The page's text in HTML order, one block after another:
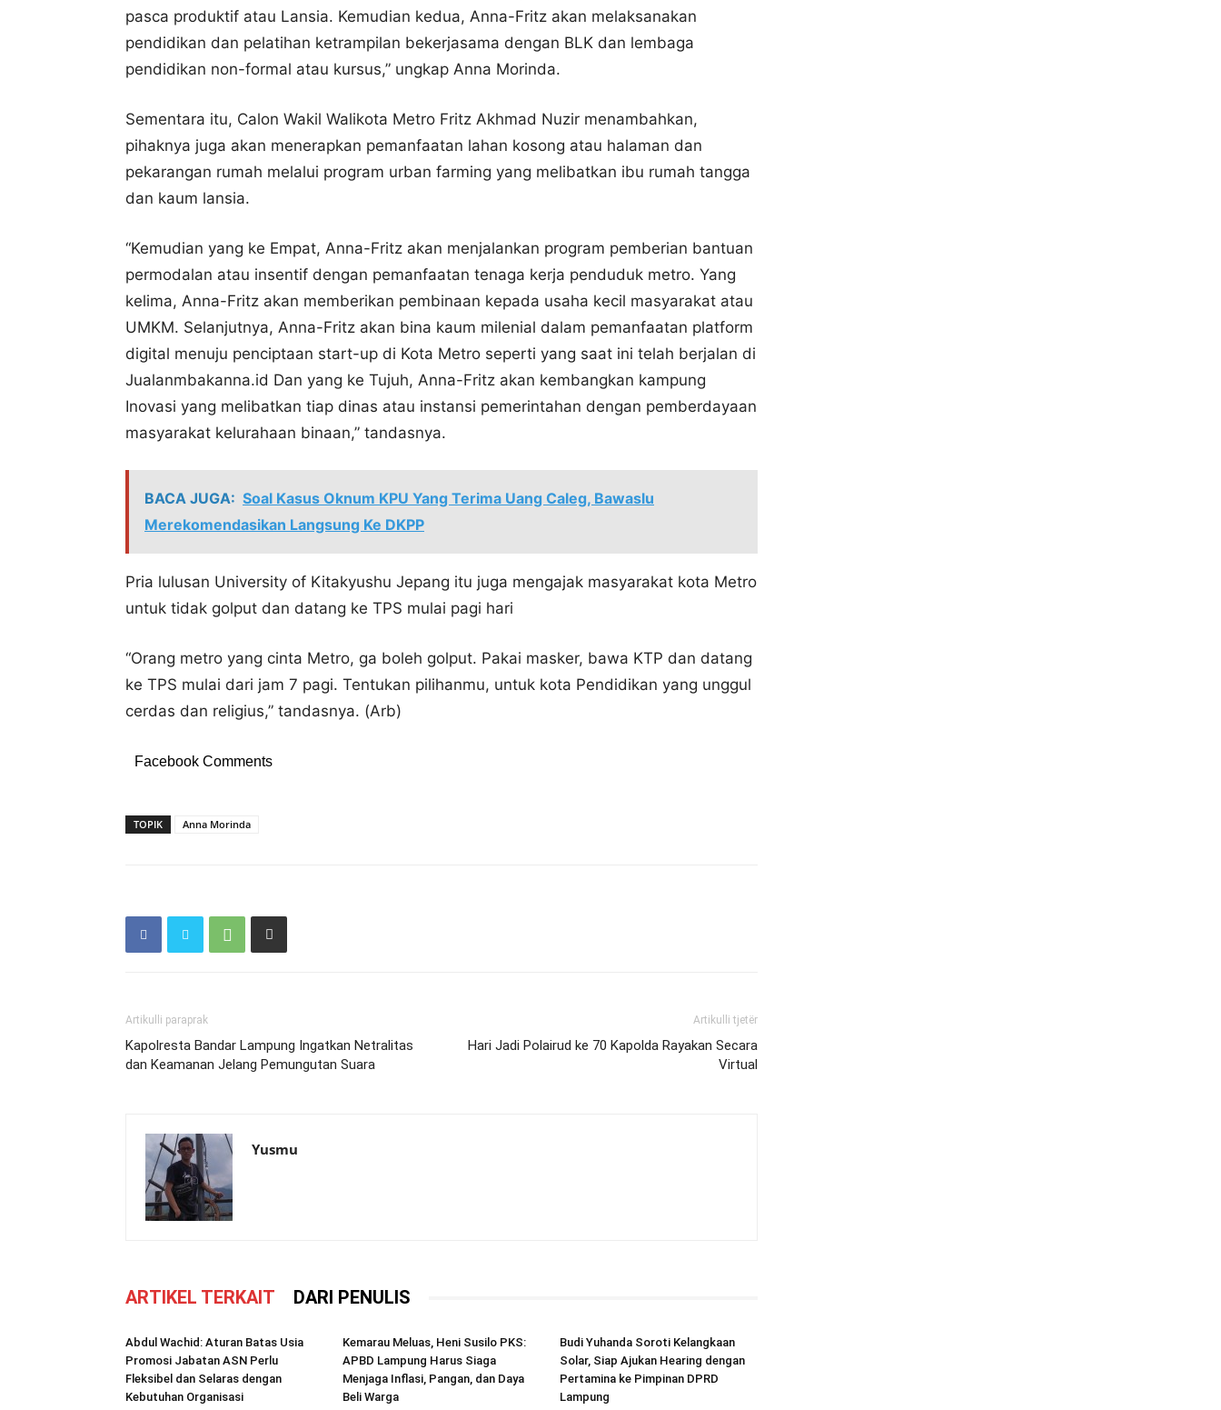
pasca produktif atau Lansia. Kemudian kedua, Anna-Fritz akan melaksanakan
pendidikan dan pelatihan ketrampilan bekerjasama dengan BLK dan lembaga
pendidikan non-formal atau kursus,” ungkap Anna Morinda.
Sementara itu, Calon Wakil Walikota Metro Fritz Akhmad Nuzir menambahkan,
pihaknya juga akan menerapkan pemanfaatan lahan kosong atau halaman dan
pekarangan rumah melalui program urban farming yang melibatkan ibu rumah tangga
dan kaum lansia.
“Kemudian yang ke Empat, Anna-Fritz akan menjalankan program pemberian bantuan
permodalan atau insentif dengan pemanfaatan tenaga kerja penduduk metro. Yang
kelima, Anna-Fritz akan memberikan pembinaan kepada usaha kecil masyarakat atau
UMKM. Selanjutnya, Anna-Fritz akan bina kaum milenial dalam pemanfaatan platform
digital menuju penciptaan start-up di Kota Metro seperti yang saat ini telah berjalan di
Jualanmbakanna.id Dan yang ke Tujuh, Anna-Fritz akan kembangkan kampung
Inovasi yang melibatkan tiap dinas atau instansi pemerintahan dengan pemberdayaan
masyarakat kelurahaan binaan,” tandasnya.
BACA JUGA: Soal Kasus Oknum KPU Yang Terima Uang Caleg, Bawaslu
Merekomendasikan Langsung Ke DKPP
Pria lulusan University of Kitakyushu Jepang itu juga mengajak masyarakat kota Metro
untuk tidak golput dan datang ke TPS mulai pagi hari
“Orang metro yang cinta Metro, ga boleh golput. Pakai masker, bawa KTP dan datang
ke TPS mulai dari jam 7 pagi. Tentukan pilihanmu, untuk kota Pendidikan yang unggul
cerdas dan religius,” tandasnya. (Arb)
Facebook Comments
TOPIK Anna Morinda
Artikulli paraprak
Kapolresta Bandar Lampung Ingatkan Netralitas
dan Keamanan Jelang Pemungutan Suara
Artikulli tjetër
Hari Jadi Polairud ke 70 Kapolda Rayakan Secara
Virtual
Yusmu
ARTIKEL TERKAIT DARI PENULIS
Abdul Wachid: Aturan Batas Usia
Promosi Jabatan ASN Perlu
Fleksibel dan Selaras dengan
Kebutuhan Organisasi
Kemarau Meluas, Heni Susilo PKS:
APBD Lampung Harus Siaga
Menjaga Inflasi, Pangan, dan Daya
Beli Warga
Budi Yuhanda Soroti Kelangkaan
Solar, Siap Ajukan Hearing dengan
Pertamina ke Pimpinan DPRD
Lampung